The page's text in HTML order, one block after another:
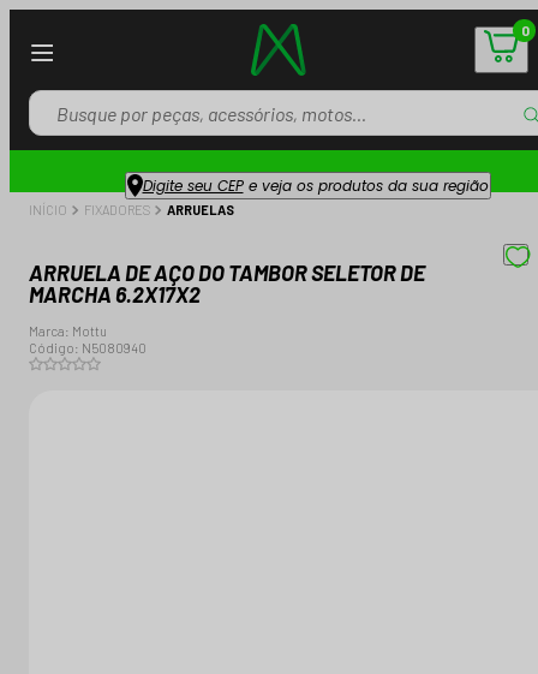
0
Digite seu CEPe veja os produtos da sua região
INÍCIO FIXADORES ARRUELAS
ARRUELA DE AÇO DO TAMBOR SELETOR DE
MARCHA 6.2X17X2
Marca: Mottu
Código: N5080940